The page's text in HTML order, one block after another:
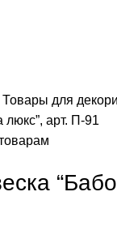
Товары для
люкс”, арт. П-91